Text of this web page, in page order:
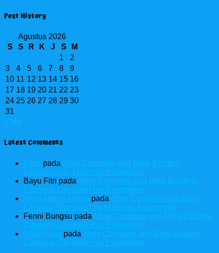
Post History
Agustus 2026
S
S R K J S
M
1
2
3
4 5 6 7 8
9
10 11 12 13 14 15 16
17 18 19 20 21 22 23
24 25 26 27 28 29 30
31
« Mei
Latest Comments
Elisa pada More Complete and More Exciting,
Cibinong City Mall Has Everything!
Bayu Fitri pada More Complete and More Exciting,
Cibinong City Mall Has Everything!
Andri Marza Akhda pada More Complete and More
Exciting, Cibinong City Mall Has Everything!
Fenni Bungsu pada More Complete and More Exciting,
Cibinong City Mall Has Everything!
Ulfah Aulia pada More Complete and More Exciting,
Cibinong City Mall Has Everything!